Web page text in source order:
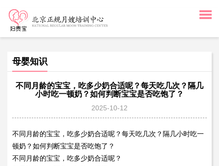
母婴知识
不同月龄的宝宝，吃多少奶合适呢？每天吃几次？隔几
小时吃一顿奶？如何判断宝宝是否吃饱了？
2025-10-12
不同月龄的宝宝，吃多少奶合适呢？每天吃几次？隔几小时吃一
顿奶？如何判断宝宝是否吃饱了？
不同月龄的宝宝，吃多少奶合适呢？